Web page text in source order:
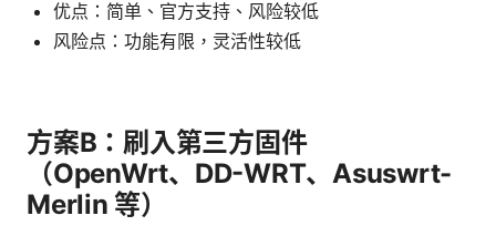
优点：简单、官方支持、风险较低
风险点：功能有限，灵活性较低
方案B：刷入第三方固件
（OpenWrt、DD-WRT、Asuswrt-
Merlin 等）